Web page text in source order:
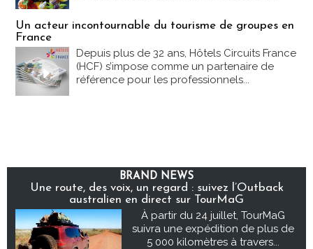
Un acteur incontournable du tourisme de groupes en
France
Depuis plus de 32 ans, Hôtels Circuits France
(HCF) s’impose comme un partenaire de
référence pour les professionnels...
BRAND NEWS
Une route, des voix, un regard : suivez l’Outback
australien en direct sur TourMaG
À partir du 24 juillet, TourMaG
suivra une expédition de plus de
5 000 kilomètres à travers...